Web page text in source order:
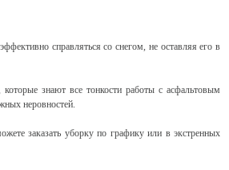
справляться со снегом, не оставляя его в
знают все тонкости работы с асфальтовым
неровностей.
заказать уборку по графику или в экстренных